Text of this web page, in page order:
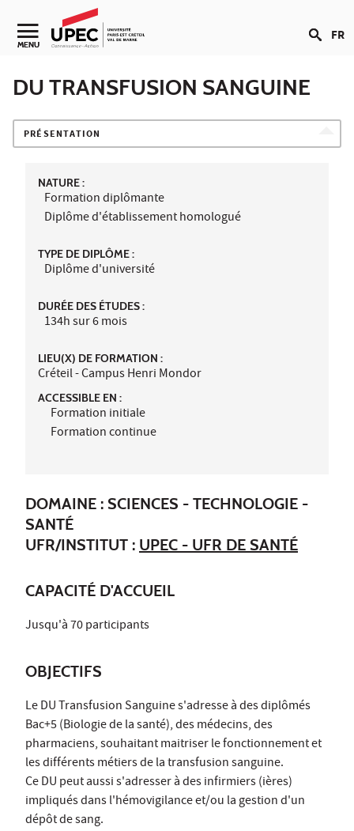
Aller au contenu
Navigation secondaire
MENU FR
DU TRANSFUSION SANGUINE
PRÉSENTATION
NATURE :
Formation diplômante
Diplôme d'établissement homologué
TYPE DE DIPLÔME :
Diplôme d'université
DURÉE DES ÉTUDES :
134h sur 6 mois
LIEU(X) DE FORMATION :
Créteil - Campus Henri Mondor
ACCESSIBLE EN :
Formation initiale
Formation continue
DOMAINE : SCIENCES - TECHNOLOGIE -
SANTÉ
UFR/INSTITUT : UPEC - UFR DE SANTÉ
CAPACITÉ D'ACCUEIL
Jusqu'à 70 participants
OBJECTIFS
Le DU Transfusion Sanguine s'adresse à des diplômés
Bac+5 (Biologie de la santé), des médecins, des
pharmaciens, souhaitant maitriser le fonctionnement et
les différents métiers de la transfusion sanguine.
Ce DU peut aussi s'adresser à des infirmiers (ières)
impliqués dans l'hémovigilance et/ou la gestion d'un
dépôt de sang.